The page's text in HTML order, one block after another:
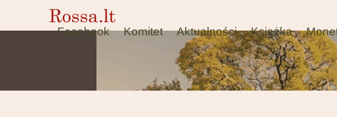
Facebook Komitet Aktualności Książka